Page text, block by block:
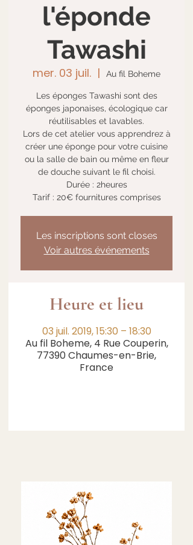
l'éponde
Tawashi
mer. 03 juil.
  |
Au fil Boheme
Les éponges Tawashi sont des
éponges japonaises, écologique car
réutilisables et lavables.
Lors de cet atelier vous apprendrez à
créer une éponge pour votre cuisine
ou la salle de bain ou même en fleur
de douche suivant le fil choisi.
Durée : 2heures
Tarif : 20€ fournitures comprises
Les inscriptions sont closes
Voir autres événements
Heure et lieu
03 juil. 2019, 15:30 – 18:30
Au fil Boheme, 4 Rue Couperin,
77390 Chaumes-en-Brie,
France